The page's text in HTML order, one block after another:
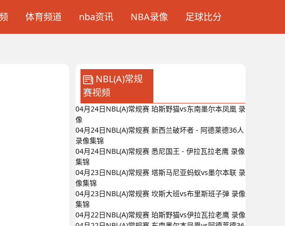
体育频道 nba资讯 NBA录像 足球比分
NBL(A)常规
赛视频
04月24日NBL(A)常规赛 珀斯野猫vs东南墨尔本凤凰 录
像
04月24日NBL(A)常规赛 新西兰破坏者 - 阿德莱德36人
录像集锦
04月24日NBL(A)常规赛 悉尼国王 - 伊拉瓦拉老鹰 录像
集锦
04月23日NBL(A)常规赛 塔斯马尼亚蚂蚁vs墨尔本联 录
像集锦
04月23日NBL(A)常规赛 坎斯大班vs布里斯班子弹 录像
集锦
04月22日NBL(A)常规赛 珀斯野猫vs伊拉瓦拉老鹰 录像